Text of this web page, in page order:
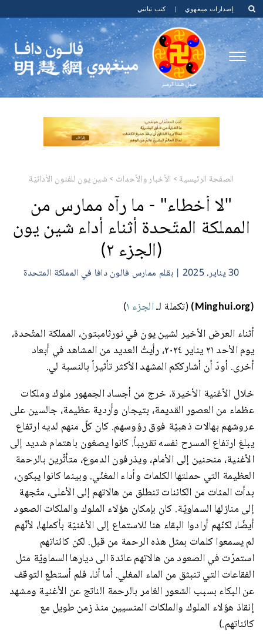
إصدارات مينغهوي | كتب تيانتي
الصفحة الرئيسية> الأخبار والأحداث >شين يون للفنون الأدائيّة
"لا أخطاء" - ما رآه ممارس من
المملكة المتّحدة أثناء أداء شين يون
(الجزء ٢)
30 يناير، 2025 | بقلم ممارس فالون دافا في المملكة المتحدة
(Minghui.org) (تكملة لـالجزء ١ )
أثناء العرض الأخير لشين يون في نورثامبتون، المملكة المتّحدة،
يوم الأحد ٢١ يناير ٢٠٢٤، رأيتُ العديد من المشاهد في أبعاد
أخرى. أودّ أن أشارككم المشهد الأكثر تأثيراً بالنسبة لي.
خلال الأغنية الأخيرة، خرج من أجساد الجمهور ملوك وملكات
عظماء من العصور القديمة، بتيجان وأردية عظيمة، جالسين على
عروشهم بهالات ذهبيّة فوق رؤوسهم. كان كلّ منهم لديه ارتفاع
يبلغ ارتفاع المسرح نفسه تقريباً. كانوا يصغون باهتمام شديد إلى
الأغنية، منحنين إلى الأمام، ويذرفون الدموع، متأثّرين بالرحمة
العظيمة التي حملتها الكلمات وأداء المغنّي. وبينما كانوا يبكون،
بدأت المئات من الكائنات تنطلق من هالاتهم إلى الأعلى، متّجهة
إلى منازلها السماويّة. كان بإمكان هؤلاء الملوك والملكات الصعود
أيضًا، لكنّهم أرادوا البقاء هنا للاستماع إلى الأغنيّة بأكملها، لأنّهم
لم يسمعوا كلمات بمثل هذه الرحمة من قبل. لكن كائناتهم
استمرّت في الصعود من هالاتهم عائدة الى ديارها السماويّة مثل
الفقاعات التي تنبثق من الماء المغلي. أما أنا، فلم أستطع التوقف
عن البكاء بسبب الشعور الغامر بالرحمة الناتج عن الأغنية ومشهد
إنقاذ هؤلاء الملوك والملكات المنسيين منذ زمن طويل مع
كائناتهم.)